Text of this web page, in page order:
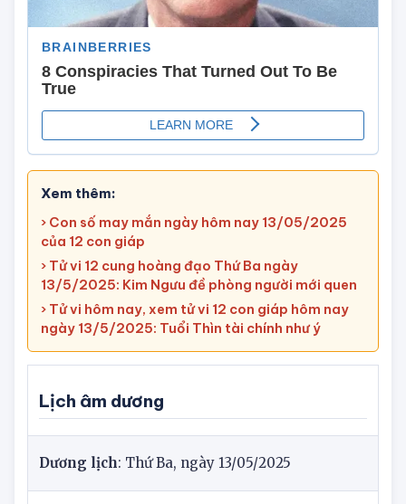
Xem thêm:
› Con số may mắn ngày hôm nay 13/05/2025
của 12 con giáp
› Tử vi 12 cung hoàng đạo Thứ Ba ngày
13/5/2025: Kim Ngưu đề phòng người mới quen
› Tử vi hôm nay, xem tử vi 12 con giáp hôm nay
ngày 13/5/2025: Tuổi Thìn tài chính như ý
Lịch âm dương